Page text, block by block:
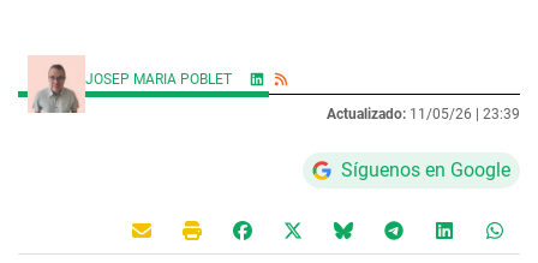
JOSEP MARIA POBLET
Actualizado: 11/05/26 | 23:39
Síguenos en Google